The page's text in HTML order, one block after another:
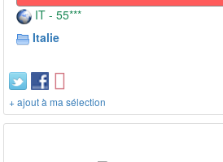
IT - 55***
Italie
+ ajout à ma sélection